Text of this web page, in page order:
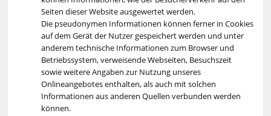
Seiten dieser Website ausgewertet werden.
Die pseudonymen Informationen können ferner in Cookies
auf dem Gerät der Nutzer gespeichert werden und unter
anderem technische Informationen zum Browser und
Betriebssystem, verweisende Webseiten, Besuchszeit
sowie weitere Angaben zur Nutzung unseres
Onlineangebotes enthalten, als auch mit solchen
Informationen aus anderen Quellen verbunden werden
können.